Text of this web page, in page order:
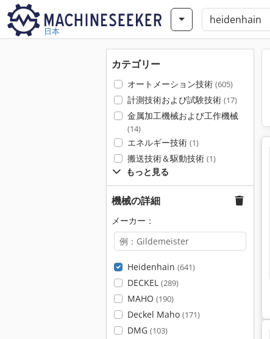
日本
カテゴリー
オートメーション技術 (605)
計測技術および試験技術 (17)
金属加工機械および工作機械
(14)
エネルギー技術 (1)
搬送技術＆駆動技術 (1)
もっと見る
機械の詳細
メーカー：
Heidenhain (641)
DECKEL (289)
MAHO (190)
Deckel Maho (171)
DMG (103)